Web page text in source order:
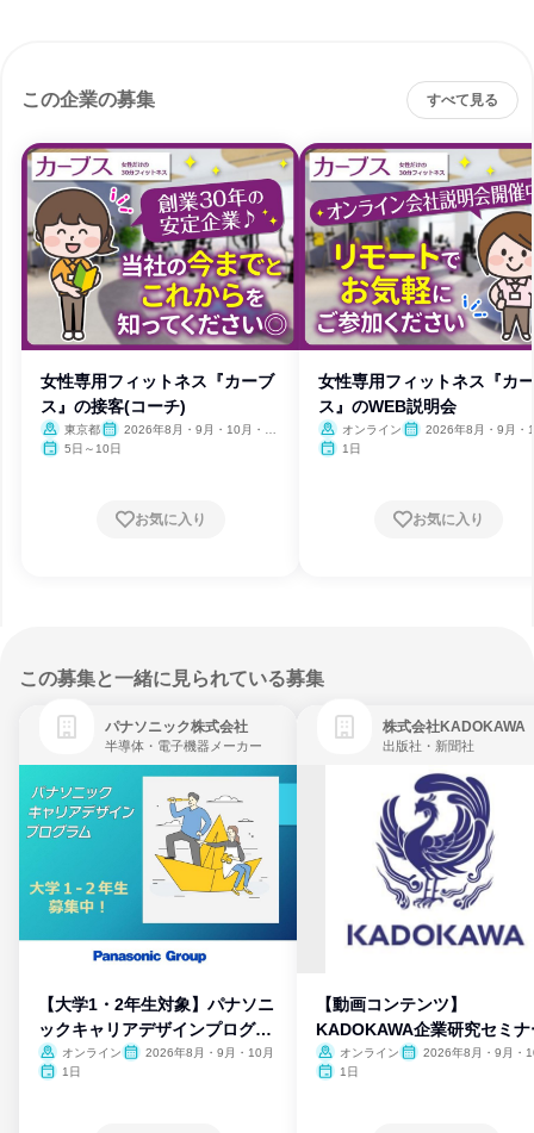
この企業の募集 すべて見る
女性専用フィットネス『カーブ
ス』の接客(コーチ)
東京都
2026年8月・9月・10月・11
月・12月
5日～10日
お気に入り
女性専用フィットネス『カ
ス』のWEB説明会
オンライン
2026年8月・9月・
1日
お気に入り
この募集と一緒に見られている募集
パナソニック株式会社
半導体・電子機器メーカー
【大学1・2年生対象】パナソニ
ックキャリアデザインプログラ
ム
オンライン
2026年8月・9月・10月
1日
株式会社KADOKAWA
出版社・新聞社
【動画コンテンツ】
KADOKAWA企業研究セミナ
オンライン
2026年8月・9月・
1日